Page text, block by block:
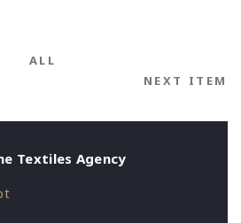
ALL
NEXT ITEM
Textiles Agency